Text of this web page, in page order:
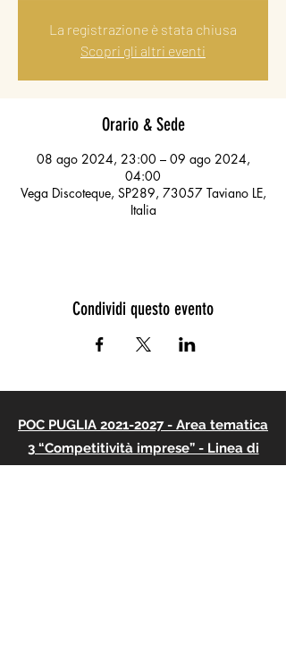
La registrazione è stata chiusa
Scopri gli altri eventi
Orario & Sede
08 ago 2024, 23:00 – 09 ago 2024,
04:00
Vega Discoteque, SP289, 73057 Taviano LE,
Italia
Condividi questo evento
POC PUGLIA 2021-2027 - Area tematica
3 “Competitività imprese” - Linea di